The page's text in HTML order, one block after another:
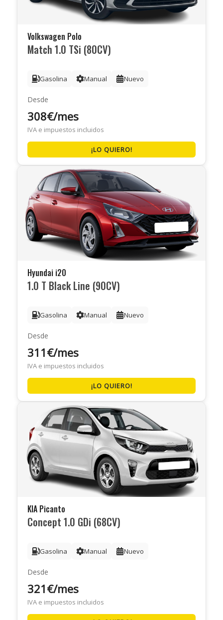
Volkswagen Polo
Match 1.0 TSi (80CV)
Gasolina Manual Nuevo
Desde
308€/mes
IVA e impuestos incluidos
¡LO QUIERO!
Hyundai i20
1.0 T Black Line (90CV)
Gasolina Manual Nuevo
Desde
311€/mes
IVA e impuestos incluidos
¡LO QUIERO!
KIA Picanto
Concept 1.0 GDi (68CV)
Gasolina Manual Nuevo
Desde
321€/mes
IVA e impuestos incluidos